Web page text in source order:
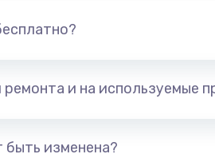
ремонта и на используемые
изменена?